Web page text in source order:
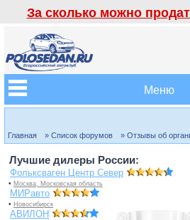
За сколько можно
Меню
Главная » Список форумов » Отзывы об
Лучшие дилеры России:
Фольксваген Центр Север
• Москва, Московская область
МИРавто
• Новосибирск
АВИЛОН